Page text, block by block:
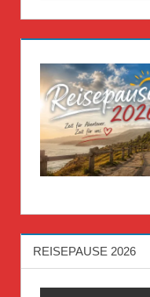
REISEPAUSE 2026